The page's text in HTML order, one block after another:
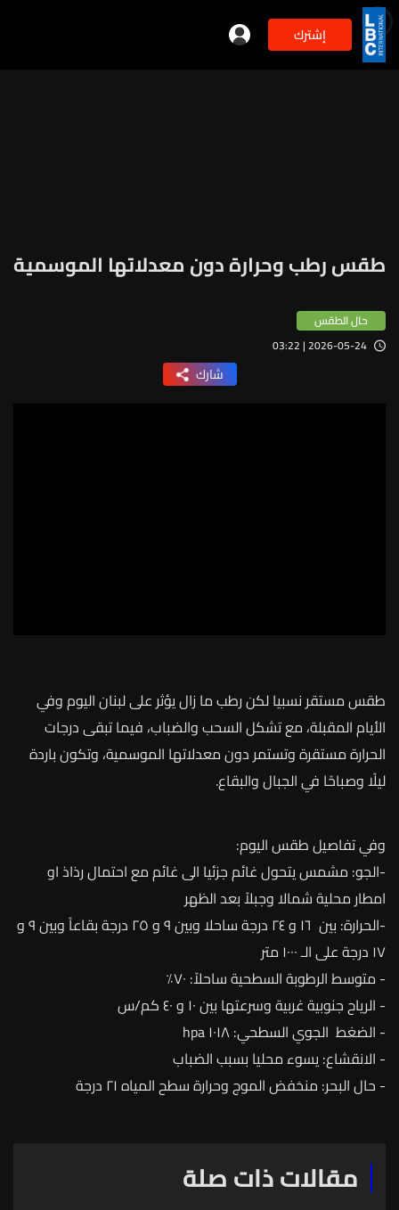
إشترك 2min
طقس رطب وحرارة دون معدلاتها الموسمية
حال الطقس
2026-05-24 | 03:22
شارك
طقس مستقر نسبيا لكن رطب ما زال يؤثر على لبنان اليوم وفي
الأيام المقبلة، مع تشكل السحب والضباب، فيما تبقى درجات
الحرارة مستقرة وتستمر دون معدلاتها الموسمية، وتكون باردة
ليلًا وصباحًا في الجبال والبقاع.
وفيتفاصيلطقساليوم:
-الجو: مشمسيتحولغائمجزئيا الىغائممعاحتمالرذاذاو
امطارمحليةشمالاوجبلاًبعدالظهر
-الحرارة: بين ١٦ و٢٤ درجةساحلاوبين٩و٢٥ درجةبقاعاًوبين٩و
١٧ درجةعلىالـ١٠٠٠ متر
- متوسطالرطوبةالسطحيةساحلاً: ٧٠٪
- الرياحجنوبيةغربيةوسرعتها بين١٠ و٤٠كم/س
- الضغط الجويالسطحي:١٠١٨
- الانقشاع:يسوءمحليا بسببالضباب
- حالالبحر: منخفضالموجوحرارةسطحالمياه ٢١ درجة
مقالات ذات صلة